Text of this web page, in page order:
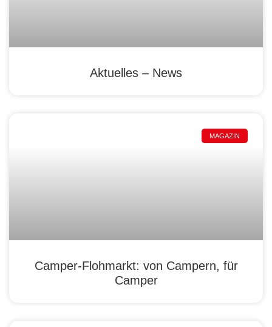
Aktuelles – News
MAGAZIN
Camper-Flohmarkt: von Campern, für
Camper